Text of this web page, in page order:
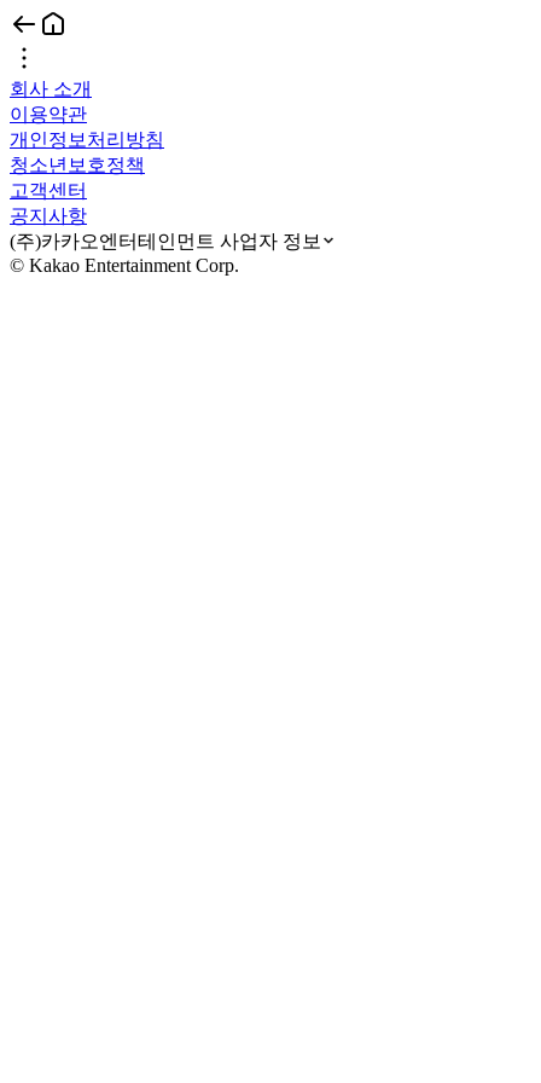
회사 소개
이용약관
개인정보처리방침
청소년보호정책
고객센터
공지사항
(주)카카오엔터테인먼트 사업자 정보
© Kakao Entertainment Corp.